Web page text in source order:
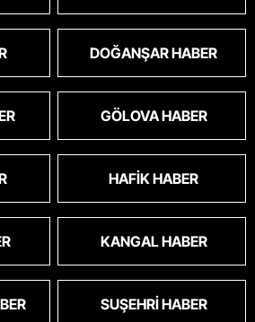
DOĞANŞAR HABER
GÖLOVA HABER
HAFIK HABER
KANGAL HABER
SUŞEHRI HABER